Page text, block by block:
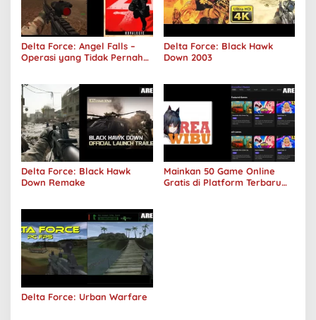
Delta Force: Angel Falls –
Operasi yang Tidak Pernah
Delta Force: Black Hawk
Down 2003
Delta Force: Black Hawk
Down Remake
Mainkan 50 Game Online
Gratis di Platform Terbaru
Delta Force: Urban Warfare